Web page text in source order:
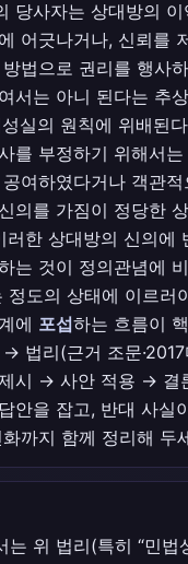
당사자는 상대방의 이
어긋나거나, 신뢰를
법으로 권리를 행사
서는 아니 된다는 추
실의 원칙에 위배된
를 부정하기 위해서는
여하였다거나 객관
의를 가짐이 정당한
러한 상대방의 신의에
는 것이 정의관념에
정도의 상태에 이르러
에 포섭하는 흐름이
법리(근거 조문
시 → 사안 적용 → 결
안을 잡고, 반대 사실
까지 함께 정리해 두
는 위 법리(특히 “민법